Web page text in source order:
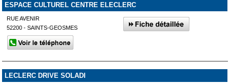
ESPACE CULTUREL CENTRE ELECLERC
RUE AVENIR
52200 - SAINTS-GEOSMES
LECLERC DRIVE SOLADI